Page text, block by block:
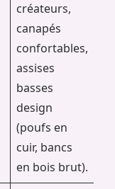
créateurs,
canapés
confortables,
assises
basses
design
(poufs en
cuir, bancs
en bois brut).